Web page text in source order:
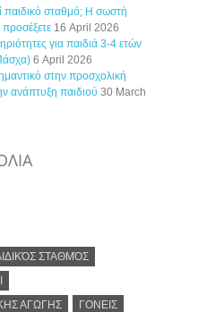
παιδικό σταθμό; Η σωστή
προσέξετε 16 April 2026
για παιδιά 3-4 ετών
6 April 2026
στην προσχολική
ανάπτυξη παιδιού 30 March
ΣΤΑΘΜΌΣ
ΑΓΩΓΗΣ
ΓΟΝΕΙΣ